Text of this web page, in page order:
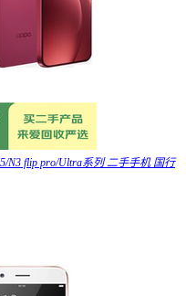
N3 flip pro/Ultra系列 二手手机 国行